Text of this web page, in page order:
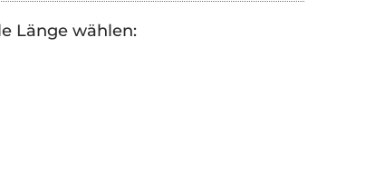
Länge wählen: